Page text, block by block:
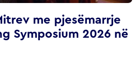
me pjesëmarrje
Symposium 2026 në